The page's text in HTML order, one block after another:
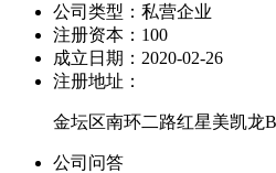
公司类型： 私营企业
注册资本： 100
成立日期： 2020-02-26
注册地址：
金坛区南环二路红星美凯龙
公司问答